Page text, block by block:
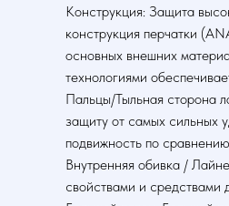
Конструкция: Защита
конструкция перчатки
основных внешних
технологиями
Пальцы/Тыльная сторона
защиту от самых сильных
подвижность по
Внутренняя обивка /
свойствами и средствами